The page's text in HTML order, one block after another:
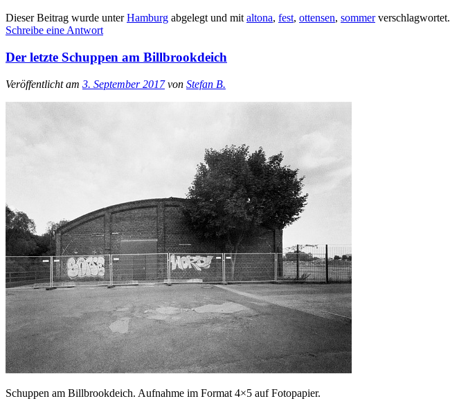
Dieser Beitrag wurde unterHamburg abgelegt und mit altona, fest, ottensen, sommerverschlagwortet.
Schreibe eine Antwort
Der letzte Schuppen am Billbrookdeich
Veröffentlicht am 3. September 2017 von Stefan B.
Schuppen am Billbrookdeich. Aufnahme im Format 4×5 auf Fotopapier.